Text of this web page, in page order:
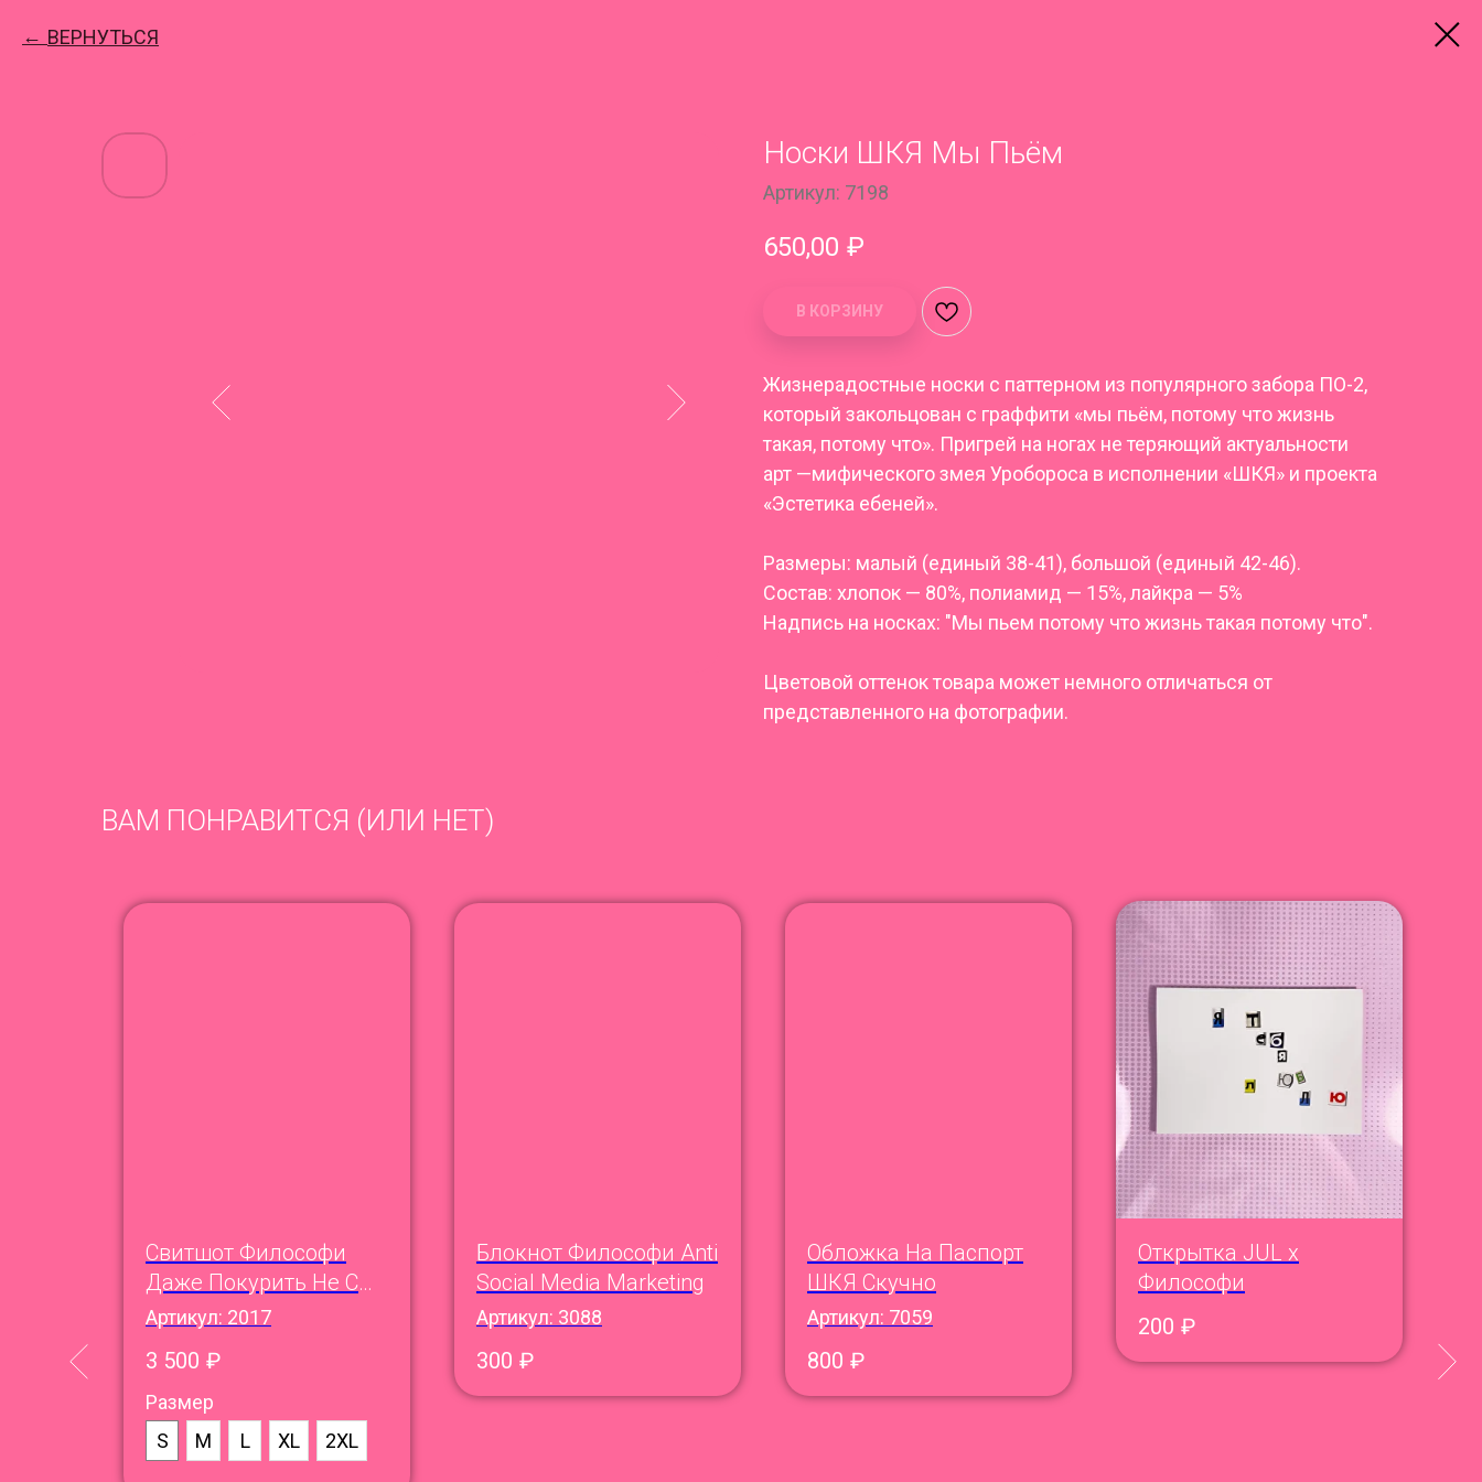
ВЕРНУТЬСЯ
Носки ШКЯ Мы Пьём
Артикул: 7198
650,00 ₽
В КОРЗИНУ
Жизнерадостные носки с паттерном из популярного забора ПО-2,
который закольцован с граффити «мы пьём, потому что жизнь
такая, потому что». Пригрей на ногах не теряющий актуальности
арт —мифического змея Уробороса в исполнении «ШКЯ» и проекта
«Эстетика ебеней».
Размеры: малый (единый 38-41), большой (единый 42-46).
Состав: хлопок — 80%, полиамид — 15%, лайкра — 5%
Надпись на носках: "Мы пьем потому что жизнь такая потому что".
Цветовой оттенок товара может немного отличаться от
представленного на фотографии.
ВАМ ПОНРАВИТСЯ (ИЛИ НЕТ)
Свитшот Философи
Даже Покурить Не С
Кем
Артикул: 2017
3 500 ₽
Размер
S
M L XL 2XL
Блокнот Философи Anti
Social Media Marketing
Артикул: 3088
300 ₽
Обложка На Паспорт
ШКЯ Скучно
Артикул: 7059
800 ₽
Открытка JUL x
Философи
200 ₽